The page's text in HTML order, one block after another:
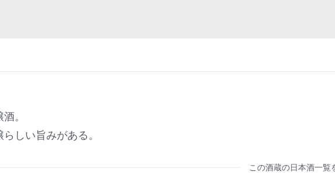
。
しい旨みがある。
この酒蔵の日本酒一覧